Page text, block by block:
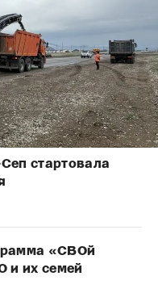
стартовала
«СВОй
и их семей